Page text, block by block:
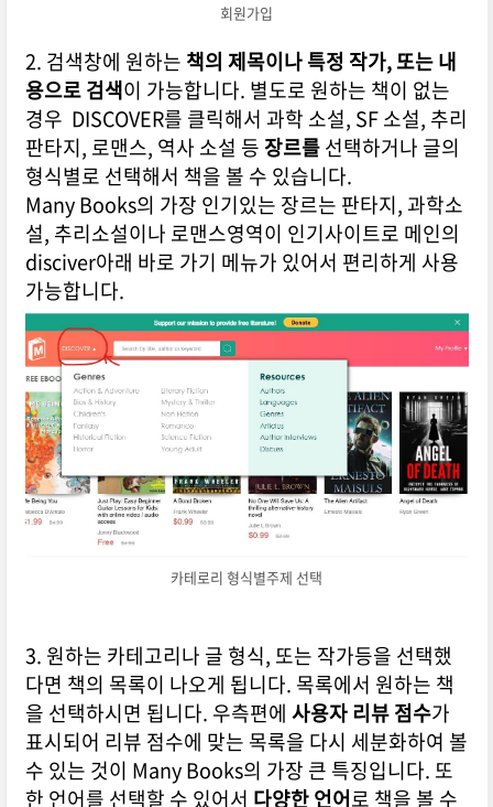
회원가입
2. 검색창에 원하는 책의 제목이나 특정 작가, 또는 내
용으로 검색이 가능합니다. 별도로 원하는 책이 없는
경우 DISCOVER를 클릭해서 과학 소설, SF 소설, 추리
판타지, 로맨스, 역사 소설 등 장르를선택하거나 글의
형식별로 선택해서 책을 볼 수 있습니다.
Many Books의 가장 인기있는 장르는 판타지, 과학소
설, 추리소설이나 로맨스영역이 인기사이트로 메인의
disciver아래 바로 가기 메뉴가 있어서 편리하게 사용
가능합니다.
카테로리 형식별주제 선택
3. 원하는 카테고리나 글 형식, 또는 작가등을 선택했
다면 책의 목록이 나오게 됩니다. 목록에서 원하는 책
을 선택하시면 됩니다. 우측편에 사용자 리뷰 점수가
표시되어 리뷰 점수에 맞는 목록을 다시 세분화하여 볼
수 있는 것이 Many Books의 가장 큰 특징입니다. 또
한 언어를 선택할 수 있어서 다양한 언어로 책을 볼 수